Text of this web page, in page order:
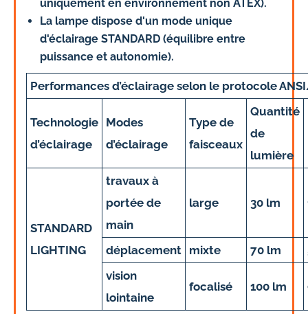
uniquement en environnement non ATEX).
La lampe dispose d'un mode unique
d'éclairage STANDARD (équilibre entre
puissance et autonomie).
Performances d’éclairage selon le protocole
Technologie
d’éclairage
Modes
d’éclairage
Type de
faisceaux
Quantité
de
lumière
STANDARD
LIGHTING
travaux à
portée de
main
large 30 lm
déplacement mixte 70 lm
vision
lointaine
focalisé 100 lm